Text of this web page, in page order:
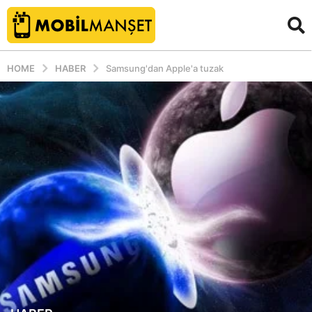
HOME HABER Samsung'dan Apple'a tuzak